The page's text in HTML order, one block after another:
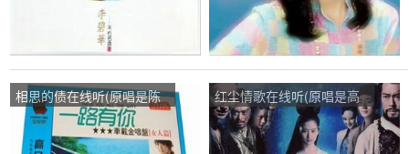
相思的债在线听(原唱是陈
瑞)，在水一方演唱点播:44
次
红尘情歌在线听(原唱是高
安/黑鸭子组合)，在水一方
演唱点播:32次